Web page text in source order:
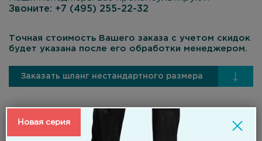
Звоните: +7 (495) 255-22-32
Точная стоимость Вашего заказа с учетом скидок
будет указана после его обработки менеджером.
Заказать шланг нестандартного размера
Новая серия